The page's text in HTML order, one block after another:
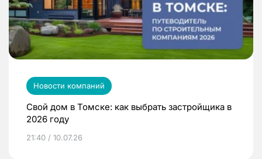
Новости компаний
Свой дом в Томске: как выбрать застройщика в
2026 году
21:40 / 10.07.26